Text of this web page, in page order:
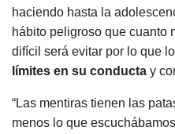
haciendo hasta la
hábito peligroso que cuanto
difícil será evitar por lo que
límites en su conducta y
“Las mentiras tienen las
menos lo que